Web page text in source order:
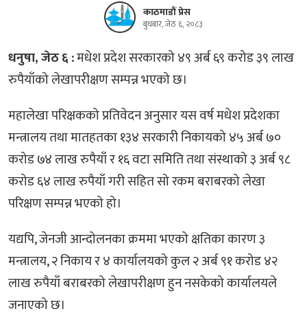
काठमाडौं प्रेस
बुधबार, जेठ ६, २०८३
धनुषा, जेठ ६ :मधेश प्रदेश सरकारको ४९ अर्ब ६९ करोड ३९ लाख
रुपैयाँको लेखापरीक्षण सम्पन्न भएको छ।
महालेखा परिक्षकको प्रतिवेदन अनुसार यस वर्ष मधेश प्रदेशका
मन्त्रालय तथा मातहतका १३४ सरकारी निकायको ४५ अर्ब ७०
करोड ७४ लाख रुपैयाँ र १६ वटा समिति तथा संस्थाको ३ अर्ब ९८
करोड ६४ लाख रुपैयाँ गरी सहित सो रकम बराबरको लेखा
परिक्षण सम्पन्न भएको हो।
यद्यपि, जेनजी आन्दोलनका क्रममा भएको क्षतिका कारण ३
मन्त्रालय, २ निकाय र ४ कार्यालयको कुल २ अर्ब ९१ करोड ४२
लाख रुपैयाँ बराबरको लेखापरीक्षण हुन नसकेको कार्यालयले
जनाएको छ।